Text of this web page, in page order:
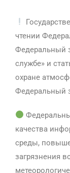
чтении
Федеральный
службе» и
охране
Федеральный
качества
среды,
загрязнения